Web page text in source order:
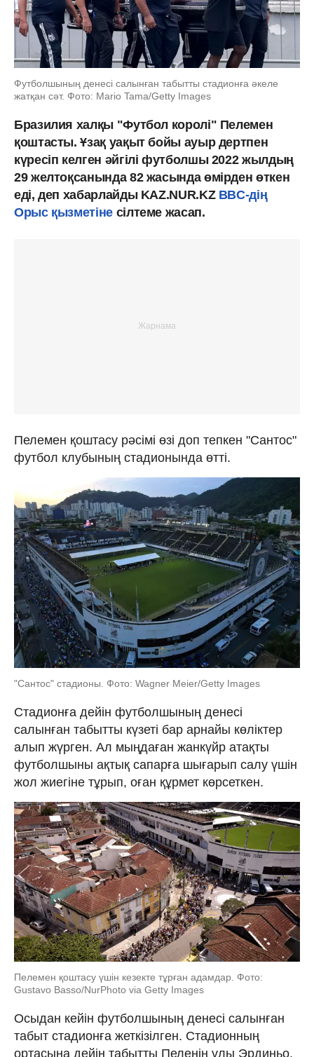
Футболшының денесі салынған табытты стадионға әкеле
жатқан сәт. Фото: Mario Tama/Getty Images
Бразилия халқы "Футбол королі" Пелемен
қоштасты. Ұзақ уақыт бойы ауыр дертпен
күресіп келген әйгілі футболшы 2022 жылдың
29 желтоқсанында 82 жасында өмірден өткен
еді, деп хабарлайды KAZ.NUR.KZ BBC-дің
Орыс қызметінесілтеме жасап.
Пелемен қоштасу рәсімі өзі доп тепкен "Сантос"
футбол клубының стадионында өтті.
"Сантос" стадионы. Фото: Wagner Meier/Getty Images
Стадионға дейін футболшының денесі
салынған табытты күзеті бар арнайы көліктер
алып жүрген. Ал мыңдаған жанкүйр атақты
футболшыны ақтық сапарға шығарып салу үшін
жол жиегіне тұрып, оған құрмет көрсеткен.
Пелемен қоштасу үшін кезекте тұрған адамдар. Фото:
Gustavo Basso/NurPhoto via Getty Images
Осыдан кейін футболшының денесі салынған
табыт стадионға жеткізілген. Стадионның
ортасына дейін табытты Пеленің ұлы Эрдиньо,